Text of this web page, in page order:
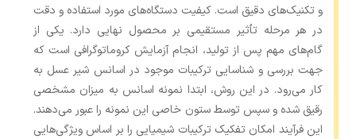
و تکنیک‌های دقیق است. کیفیت دستگاه‌های مورد استفاده و دقت
در هر مرحله تأثیر مستقیمی بر محصول نهایی دارد. یکی از
گام‌های مهم پس از تولید، انجام آزمایش کروماتوگرافی است که
جهت بررسی و شناسایی ترکیبات موجود در اسانس شیر عسل به
کار می‌رود. در این روش، ابتدا نمونه اسانس به میزان مشخصی
رقیق شده و سپس توسط ستون خاصی این نمونه را عبور می‌دهند.
این فرآیند امکان تفکیک ترکیبات شیمیایی را بر اساس ویژگی‌هایی